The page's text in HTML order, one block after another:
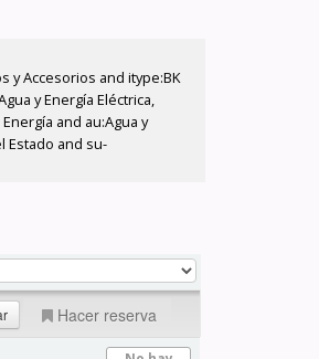
y Accesorios and itype:BK
y Energía Eléctrica,
and au:Agua y
Estado and su-
Hacer reserva